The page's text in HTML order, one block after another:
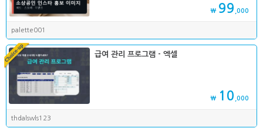
₩ 99 ,000
palette001
급여 관리 프로그램 - 엑셀
₩ 10 ,000
thdalswls123